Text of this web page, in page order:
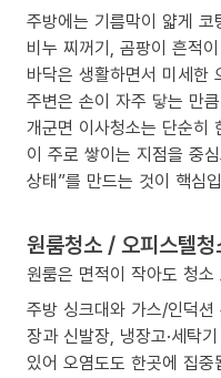
주방에는 기름막이 얇게
비누 찌꺼기, 곰팡이 흔적
바닥은 생활하면서 미세한
주변은 손이 자주 닿는 만
개군면 이사청소는 단순히
이 주로 쌓이는 지점을 중
상태”를 만드는 것이 핵심
원룸청소 / 오피스텔청
원룸은 면적이 작아도 청
주방 싱크대와 가스/인덕
장과 신발장, 냉장고·세탁
있어 오염도도 한곳에 집중